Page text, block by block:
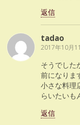
返信
tadao
2017年10月
そうでした
前になりま
小さな料理
らいたいも
返信